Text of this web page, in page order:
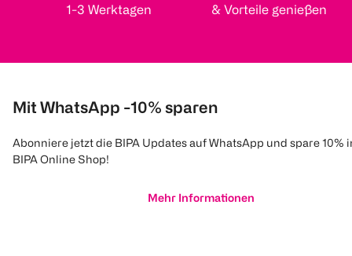
1-3 Werktagen
& Vorteile genießen
Mit WhatsApp -10% sparen
Abonniere jetzt die BIPA Updates auf WhatsApp und spare 10%
BIPA Online Shop!
Mehr Informationen